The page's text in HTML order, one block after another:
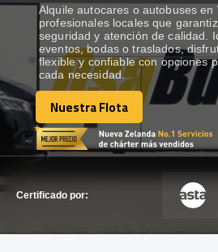
DESTINOS
RECORRIDAS
FLOTA
CONTÁCTENOS
Alquile autocares o autobuses en
profesionales locales que
seguridad y atención de calidad.
eventos, bodas o traslados,
flexible y confiable con opciones
cada necesidad.
Nuestra Flota
Nuestra Flota
Certificado por: